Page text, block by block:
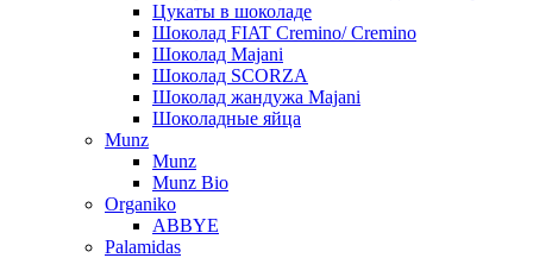
Цукаты в шоколаде
Шоколад FIAT Cremino/ Cremino
Шоколад Majani
Шоколад SCORZA
Шоколад жандужа Majani
Шоколадные яйца
Munz
Munz
Munz Bio
Organiko
ABBYE
Palamidas